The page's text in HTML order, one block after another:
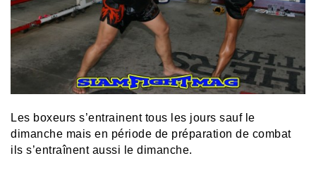
Les boxeurs s’entrainent tous les jours sauf le
dimanche mais en période de préparation de combat
ils s’entraînent aussi le dimanche.